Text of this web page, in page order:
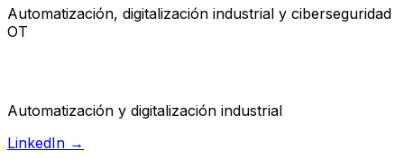
Automatización, digitalización industrial y ciberseguridad
OT
Automatización y digitalización industrial
LinkedIn →